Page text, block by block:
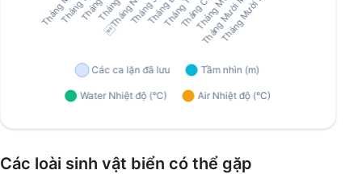
Các loài sinh vật biển có thể gặp